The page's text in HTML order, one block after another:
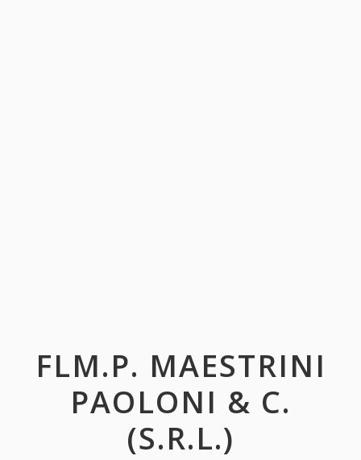
FLM.P. MAESTRINI
PAOLONI & C.
(S.R.L.)